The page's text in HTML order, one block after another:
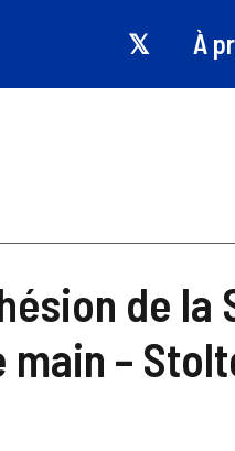
𝕏 À
de la
main –